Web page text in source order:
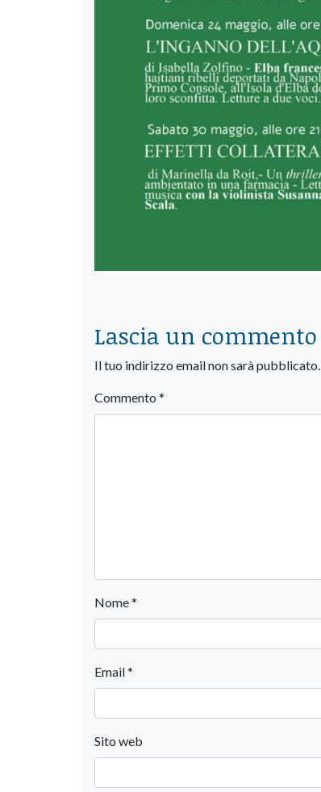
Lascia un commento
Il tuo indirizzo email non sarà pubblicato.
Commento *
Nome*
Email*
Sito web